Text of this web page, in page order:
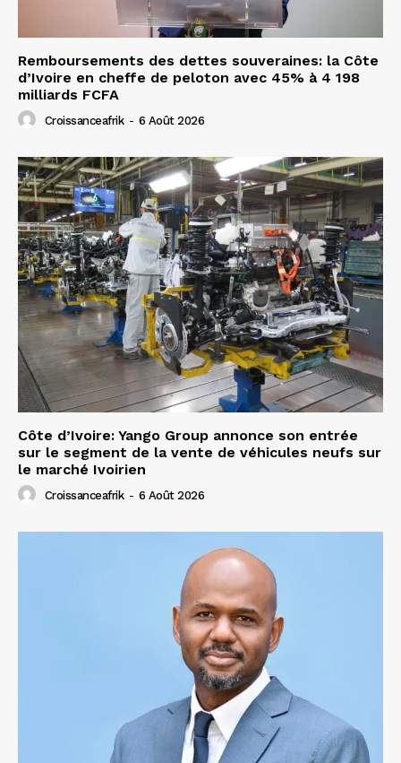
Remboursements des dettes souveraines: la Côte
d’Ivoire en cheffe de peloton avec 45% à 4 198
milliards FCFA
Croissanceafrik - 6 Août 2026
Côte d’Ivoire: Yango Group annonce son entrée
sur le segment de la vente de véhicules neufs sur
le marché Ivoirien
Croissanceafrik - 6 Août 2026